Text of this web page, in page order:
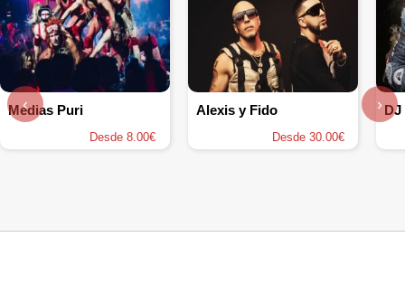
Medias Puri
Desde 8.00€
Alexis y Fido
Desde 30.00€
DJ
‹ ›